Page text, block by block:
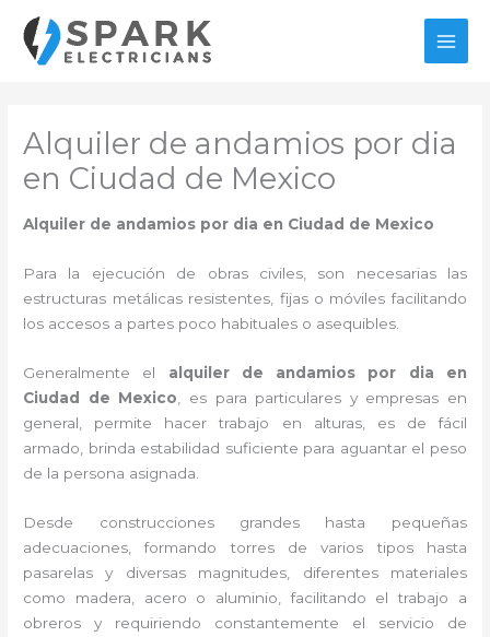
contenido
Alquiler de andamios por dia
en Ciudad de Mexico
Alquiler de andamios por dia en Ciudad de Mexico
Para la ejecución de obras civiles, son necesarias las
estructuras metálicas resistentes, fijas o móviles facilitando
los accesos a partes poco habituales o asequibles.
Generalmente el alquiler de andamios por dia en
Ciudad de Mexico , es para particulares y empresas en
general, permite hacer trabajo en alturas, es de fácil
armado, brinda estabilidad suficiente para aguantar el peso
de la persona asignada.
Desde construcciones grandes hasta pequeñas
adecuaciones, formando torres de varios tipos hasta
pasarelas y diversas magnitudes, diferentes materiales
como madera, acero o aluminio, facilitando el trabajo a
obreros y requiriendo constantemente el servicio de